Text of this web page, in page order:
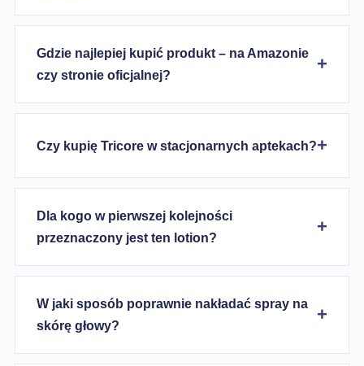
Gdzie najlepiej kupić produkt – na Amazonie
czy stronie oficjalnej?
Czy kupię Tricore w stacjonarnych aptekach?
Dla kogo w pierwszej kolejności
przeznaczony jest ten lotion?
W jaki sposób poprawnie nakładać spray na
skórę głowy?